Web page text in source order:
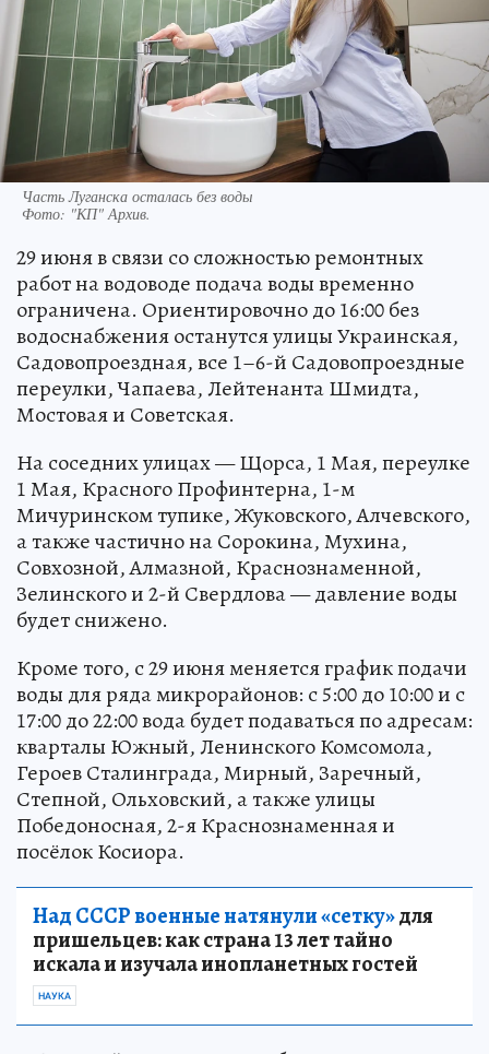
Часть Луганска осталась без воды
Фото: "КП" Архив.
29 июня в связи со сложностью ремонтных
работ на водоводе подача воды временно
ограничена. Ориентировочно до 16:00 без
водоснабжения останутся улицы Украинская,
Садовопроездная, все 1–6-й Садовопроездные
переулки, Чапаева, Лейтенанта Шмидта,
Мостовая и Советская.
На соседних улицах — Щорса, 1 Мая, переулке
1 Мая, Красного Профинтерна, 1-м
Мичуринском тупике, Жуковского, Алчевского,
а также частично на Сорокина, Мухина,
Совхозной, Алмазной, Краснознаменной,
Зелинского и 2-й Свердлова — давление воды
будет снижено.
Кроме того, с 29 июня меняется график подачи
воды для ряда микрорайонов: с 5:00 до 10:00 и с
17:00 до 22:00 вода будет подаваться по адресам:
кварталы Южный, Ленинского Комсомола,
Героев Сталинграда, Мирный, Заречный,
Степной, Ольховский, а также улицы
Победоносная, 2-я Краснознаменная и
посёлок Косиора.
Над СССР военные натянули «сетку»для
пришельцев: как страна 13 лет тайно
искала и изучала инопланетных гостей
НАУКА